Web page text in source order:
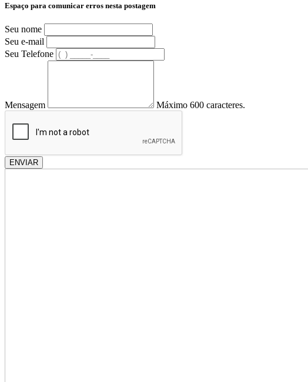
Espaço para comunicar erros nesta postagem
Seu nome
Seu e-mail
Seu Telefone
Mensagem Máximo 600 caracteres.
ENVIAR